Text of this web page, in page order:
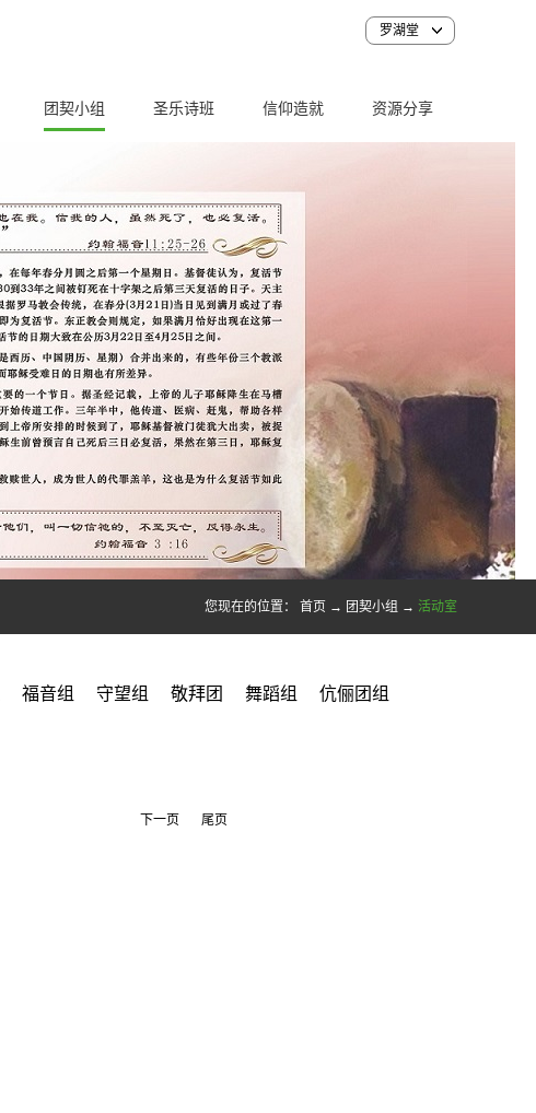
罗湖堂
团契小组 圣乐诗班 信仰造就 资源分享
您现在的位置： 首页 → 团契小组 → 活动室
福音组 守望组 敬拜团 舞蹈组 伉俪团组
下一页 尾页